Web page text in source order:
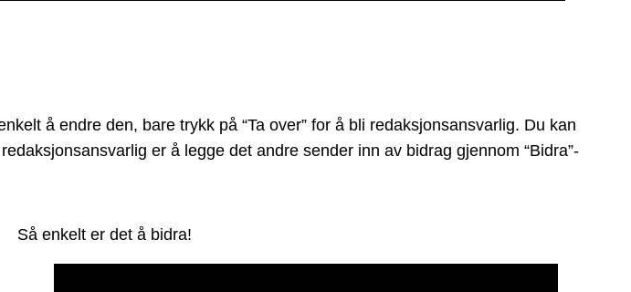
å endre den, bare trykk på “Ta over” for å bli redaksjonsansvarlig. Du kan
er å legge det andre sender inn av bidrag gjennom “Bidra”-
Så enkelt er det å bidra!